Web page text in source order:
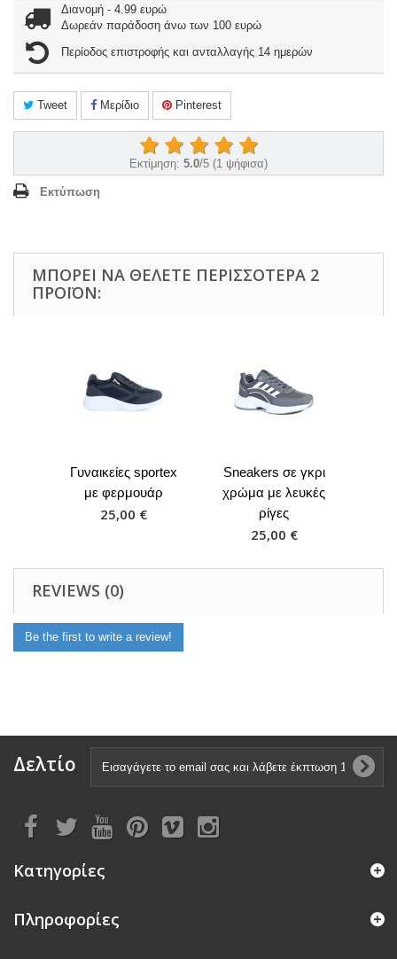
Διανομή - 4.99 ευρώ
Δωρεάν παράδοση άνω των 100 ευρώ
Περίοδος επιστροφής και ανταλλαγής 14 ημερών
Tweet Μερίδιο Pinterest
Εκτίμηση: 5.0/5 (1 ψήφισα)
Εκτύπωση
ΜΠΟΡΕΊ ΝΑ ΘΈΛΕΤΕ ΠΕΡΙΣΣΌΤΕΡΑ 2
ΠΡΟΪΌΝ:
Γυναικείες sportex
με φερμουάρ
25,00 €
Sneakers σε γκρι
χρώμα με λευκές
ρίγες
25,00 €
REVIEWS (0)
Be the first to write a review!
Δελτίο
Κατηγορίες
Πληροφορίες